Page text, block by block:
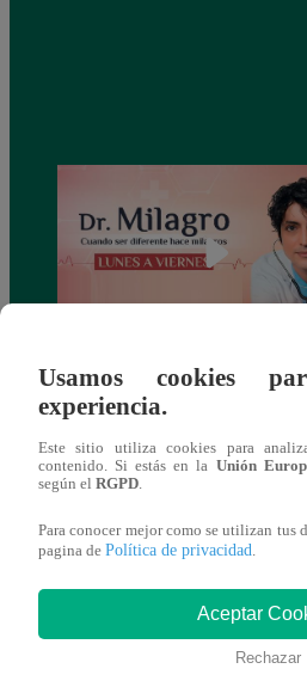
DOCTOR MILAGRO: ver
completo (online y español)
También
interesar
Usamos cookies
experiencia.
Este sitio utiliza cookies para
contenido. Si estás en la Unión
según el RGPD
Para conocer mejor como se utilizan tus
pagina de Política de privacidad
Aceptar
Rechazar